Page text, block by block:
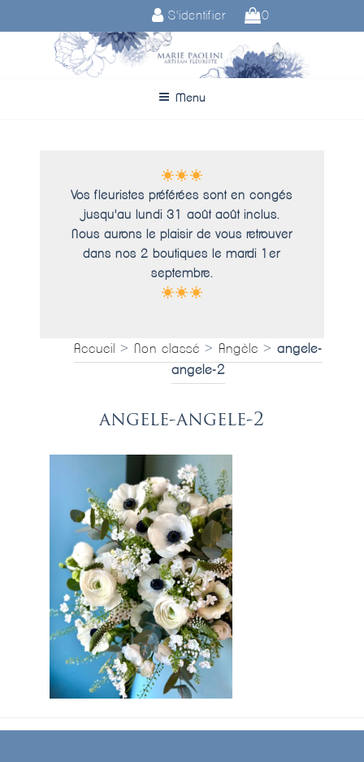
S'identifier 0
Menu
Vos fleuristes préférées sont en congés
jusqu'au lundi 31 août août inclus.
Nous aurons le plaisir de vous retrouver
dans nos 2 boutiques le mardi 1er
septembre.
Accueil > Non classé > Angèle > angele-
angele-2
angele-angele-2